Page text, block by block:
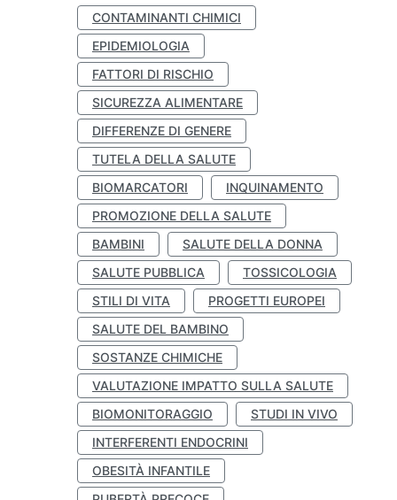
CONTAMINANTI CHIMICI
EPIDEMIOLOGIA
FATTORI DI RISCHIO
SICUREZZA ALIMENTARE
DIFFERENZE DI GENERE
TUTELA DELLA SALUTE
BIOMARCATORI
INQUINAMENTO
PROMOZIONE DELLA SALUTE
BAMBINI
SALUTE DELLA DONNA
SALUTE PUBBLICA
TOSSICOLOGIA
STILI DI VITA
PROGETTI EUROPEI
SALUTE DEL BAMBINO
SOSTANZE CHIMICHE
VALUTAZIONE IMPATTO SULLA SALUTE
BIOMONITORAGGIO
STUDI IN VIVO
INTERFERENTI ENDOCRINI
OBESITÀ INFANTILE